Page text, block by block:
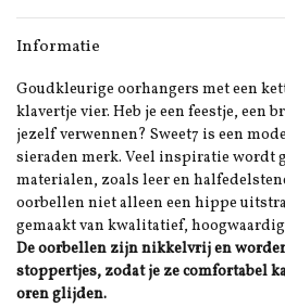
Informatie
Goudkleurige oorhangers met een
klavertje vier. Heb je een feestje, een
jezelf verwennen? Sweet7 is een
sieraden merk. Veel inspiratie wordt
materialen, zoals leer en
oorbellen niet alleen een hippe
gemaakt van kwalitatief,
De oorbellen zijn nikkelvrij en
stoppertjes, zodat je ze comfortabel
oren glijden.